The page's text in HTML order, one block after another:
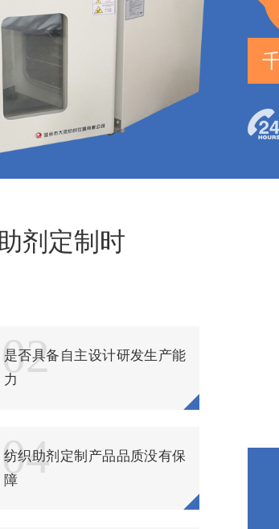
剂定制时
02
是否具备自主设计研发生产能
力
04
纺织助剂定制产品品质没有保
障